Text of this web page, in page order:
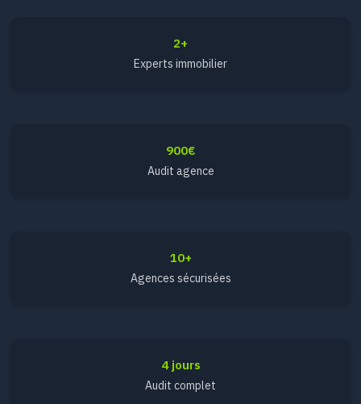
2+
Experts immobilier
900€
Audit agence
10+
Agences sécurisées
4 jours
Audit complet